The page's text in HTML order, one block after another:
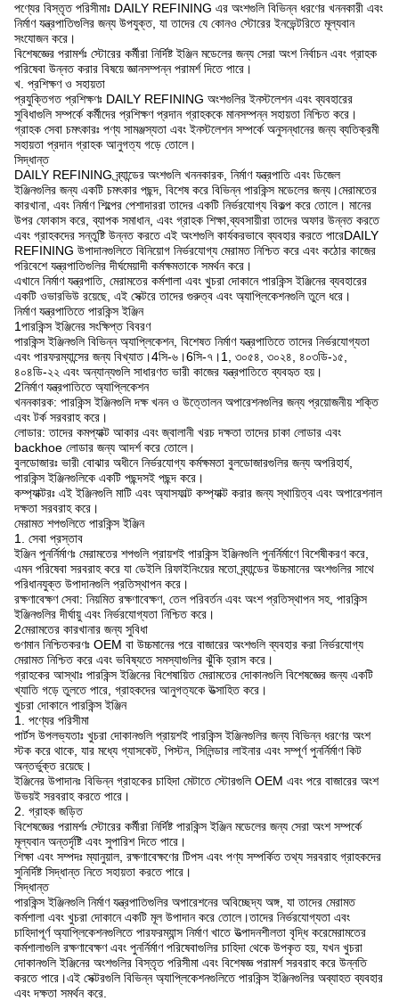
পণ্যের বিস্তৃত পরিসীমাঃ DAILY REFINING এর অংশগুলি বিভিন্ন ধরণের খননকারী এবং
নির্মাণ যন্ত্রপাতিগুলির জন্য উপযুক্ত, যা তাদের যে কোনও স্টোরের ইনভেন্টরিতে মূল্যবান
সংযোজন করে।
বিশেষজ্ঞের পরামর্শঃ স্টোরের কর্মীরা নির্দিষ্ট ইঞ্জিন মডেলের জন্য সেরা অংশ নির্বাচন এবং গ্রাহক
পরিষেবা উন্নত করার বিষয়ে জ্ঞানসম্পন্ন পরামর্শ দিতে পারে।
খ. প্রশিক্ষণ ও সহায়তা
প্রযুক্তিগত প্রশিক্ষণঃ DAILY REFINING অংশগুলির ইনস্টলেশন এবং ব্যবহারের
সুবিধাগুলি সম্পর্কে কর্মীদের প্রশিক্ষণ প্রদান গ্রাহককে মানসম্পন্ন সহায়তা নিশ্চিত করে।
গ্রাহক সেবা চমৎকারঃ পণ্য সামঞ্জস্যতা এবং ইনস্টলেশন সম্পর্কে অনুসন্ধানের জন্য ব্যতিক্রমী
সহায়তা প্রদান গ্রাহক আনুগত্য গড়ে তোলে।
সিদ্ধান্ত
DAILY REFINING ব্র্যান্ডের অংশগুলি খননকারক, নির্মাণ যন্ত্রপাতি এবং ডিজেল
ইঞ্জিনগুলির জন্য একটি চমৎকার পছন্দ, বিশেষ করে বিভিন্ন পারকিন্স মডেলের জন্য।মেরামতের
কারখানা, এবং নির্মাণ শিল্পের পেশাদাররা তাদের একটি নির্ভরযোগ্য বিকল্প করে তোলে। মানের
উপর ফোকাস করে, ব্যাপক সমাধান, এবং গ্রাহক শিক্ষা,ব্যবসায়ীরা তাদের অফার উন্নত করতে
এবং গ্রাহকদের সন্তুষ্টি উন্নত করতে এই অংশগুলি কার্যকরভাবে ব্যবহার করতে পারেDAILY
REFINING উপাদানগুলিতে বিনিয়োগ নির্ভরযোগ্য মেরামত নিশ্চিত করে এবং কঠোর কাজের
পরিবেশে যন্ত্রপাতিগুলির দীর্ঘমেয়াদী কর্মক্ষমতাকে সমর্থন করে।
এখানে নির্মাণ যন্ত্রপাতি, মেরামতের কর্মশালা এবং খুচরা দোকানে পারকিন্স ইঞ্জিনের ব্যবহারের
একটি ওভারভিউ রয়েছে, এই সেক্টরে তাদের গুরুত্ব এবং অ্যাপ্লিকেশনগুলি তুলে ধরে।
নির্মাণ যন্ত্রপাতিতে পারকিন্স ইঞ্জিন
1পারকিন্স ইঞ্জিনের সংক্ষিপ্ত বিবরণ
পারকিন্স ইঞ্জিনগুলি বিভিন্ন অ্যাপ্লিকেশন, বিশেষত নির্মাণ যন্ত্রপাতিতে তাদের নির্ভরযোগ্যতা
এবং পারফরম্যান্সের জন্য বিখ্যাত।4সি-৬।6সি-৭।1, ৩০৫৪, ৩০২৪, ৪০৩ডি-১৫,
৪০৪ডি-২২ এবং অন্যান্যগুলি সাধারণত ভারী কাজের যন্ত্রপাতিতে ব্যবহৃত হয়।
2নির্মাণ যন্ত্রপাতিতে অ্যাপ্লিকেশন
খননকারক: পারকিন্স ইঞ্জিনগুলি দক্ষ খনন ও উত্তোলন অপারেশনগুলির জন্য প্রয়োজনীয় শক্তি
এবং টর্ক সরবরাহ করে।
লোডার: তাদের কমপ্যাক্ট আকার এবং জ্বালানী খরচ দক্ষতা তাদের চাকা লোডার এবং
backhoe লোডার জন্য আদর্শ করে তোলে।
বুলডোজারঃ ভারী বোঝার অধীনে নির্ভরযোগ্য কর্মক্ষমতা বুলডোজারগুলির জন্য অপরিহার্য,
পারকিন্স ইঞ্জিনগুলিকে একটি পছন্দসই পছন্দ করে।
কম্প্যাক্টরঃ এই ইঞ্জিনগুলি মাটি এবং অ্যাসফাল্ট কম্প্যাক্ট করার জন্য স্থায়িত্ব এবং অপারেশনাল
দক্ষতা সরবরাহ করে।
মেরামত শপগুলিতে পারকিন্স ইঞ্জিন
1. সেবা প্রস্তাব
ইঞ্জিন পুনর্নির্মাণঃ মেরামতের শপগুলি প্রায়শই পারকিন্স ইঞ্জিনগুলি পুনর্নির্মাণে বিশেষীকরণ করে,
এমন পরিষেবা সরবরাহ করে যা ডেইলি রিফাইনিংয়ের মতো ব্র্যান্ডের উচ্চমানের অংশগুলির সাথে
পরিধানযুক্ত উপাদানগুলি প্রতিস্থাপন করে।
রক্ষণাবেক্ষণ সেবা: নিয়মিত রক্ষণাবেক্ষণ, তেল পরিবর্তন এবং অংশ প্রতিস্থাপন সহ, পারকিন্স
ইঞ্জিনগুলির দীর্ঘায়ু এবং নির্ভরযোগ্যতা নিশ্চিত করে।
2মেরামতের কারখানার জন্য সুবিধা
গুণমান নিশ্চিতকরণঃ OEM বা উচ্চমানের পরে বাজারের অংশগুলি ব্যবহার করা নির্ভরযোগ্য
মেরামত নিশ্চিত করে এবং ভবিষ্যতে সমস্যাগুলির ঝুঁকি হ্রাস করে।
গ্রাহকের আস্থাঃ পারকিন্স ইঞ্জিনের বিশেষায়িত মেরামতের দোকানগুলি বিশেষজ্ঞের জন্য একটি
খ্যাতি গড়ে তুলতে পারে, গ্রাহকদের আনুগত্যকে উত্সাহিত করে।
খুচরা দোকানে পারকিন্স ইঞ্জিন
1. পণ্যের পরিসীমা
পার্টস উপলভ্যতাঃ খুচরা দোকানগুলি প্রায়শই পারকিন্স ইঞ্জিনগুলির জন্য বিভিন্ন ধরণের অংশ
স্টক করে থাকে, যার মধ্যে গ্যাসকেট, পিস্টন, সিলিন্ডার লাইনার এবং সম্পূর্ণ পুনর্নির্মাণ কিট
অন্তর্ভুক্ত রয়েছে।
ইঞ্জিনের উপাদানঃ বিভিন্ন গ্রাহকের চাহিদা মেটাতে স্টোরগুলি OEM এবং পরে বাজারের অংশ
উভয়ই সরবরাহ করতে পারে।
2. গ্রাহক জড়িত
বিশেষজ্ঞের পরামর্শঃ স্টোরের কর্মীরা নির্দিষ্ট পারকিন্স ইঞ্জিন মডেলের জন্য সেরা অংশ সম্পর্কে
মূল্যবান অন্তর্দৃষ্টি এবং সুপারিশ দিতে পারে।
শিক্ষা এবং সম্পদঃ ম্যানুয়াল, রক্ষণাবেক্ষণের টিপস এবং পণ্য সম্পর্কিত তথ্য সরবরাহ গ্রাহকদের
সুনির্দিষ্ট সিদ্ধান্ত নিতে সহায়তা করতে পারে।
সিদ্ধান্ত
পারকিন্স ইঞ্জিনগুলি নির্মাণ যন্ত্রপাতিগুলির অপারেশনের অবিচ্ছেদ্য অঙ্গ, যা তাদের মেরামত
কর্মশালা এবং খুচরা দোকানে একটি মূল উপাদান করে তোলে।তাদের নির্ভরযোগ্যতা এবং
চাহিদাপূর্ণ অ্যাপ্লিকেশনগুলিতে পারফরম্যান্স নির্মাণ খাতে উত্পাদনশীলতা বৃদ্ধি করেমেরামতের
কর্মশালাগুলি রক্ষণাবেক্ষণ এবং পুনর্নির্মাণ পরিষেবাগুলির চাহিদা থেকে উপকৃত হয়, যখন খুচরা
দোকানগুলি ইঞ্জিনের অংশগুলির বিস্তৃত পরিসীমা এবং বিশেষজ্ঞ পরামর্শ সরবরাহ করে উন্নতি
করতে পারে।এই সেক্টরগুলি বিভিন্ন অ্যাপ্লিকেশনগুলিতে পারকিন্স ইঞ্জিনগুলির অব্যাহত ব্যবহার
এবং দক্ষতা সমর্থন করে.